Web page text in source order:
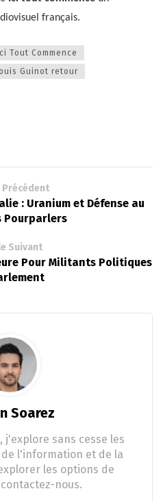
français.
Tout Commence
Guinot retour
: Uranium et Défense au
Pourparlers
Suivant
Pour Militants Politiques
Soarez
j'explore sans cesse les
l'information et de la
les options de
nous.